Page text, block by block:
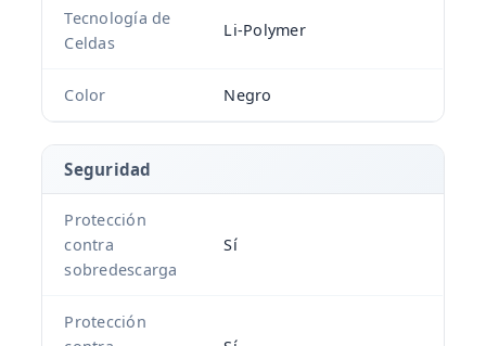
Tecnología de
Celdas
Li-Polymer
Color Negro
Seguridad
Protección
contra
sobredescarga
Sí
Protección